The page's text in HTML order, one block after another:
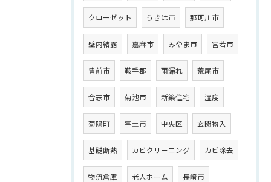
クローゼット うきは市 那珂川市
壁内結露 嘉麻市 みやま市 宮若市
豊前市 鞍手郡 雨漏れ 荒尾市
合志市 菊池市 新築住宅 湿度
菊陽町 宇土市 中央区 玄関物入
基礎断熱 カビクリーニング カビ除去
物流倉庫 老人ホーム 長崎市